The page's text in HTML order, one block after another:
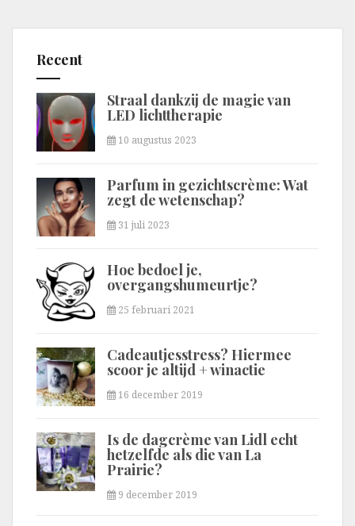
Recent
Straal dankzij de magie van
LED lichttherapie
10 augustus 2023
Parfum in gezichtscrème: Wat
zegt de wetenschap?
31 juli 2023
Hoe bedoel je,
overgangshumeurtje?
25 februari 2021
Cadeautjesstress? Hiermee
scoor je altijd + winactie
16 december 2019
Is de dagcrème van Lidl echt
hetzelfde als die van La
Prairie?
9 december 2019